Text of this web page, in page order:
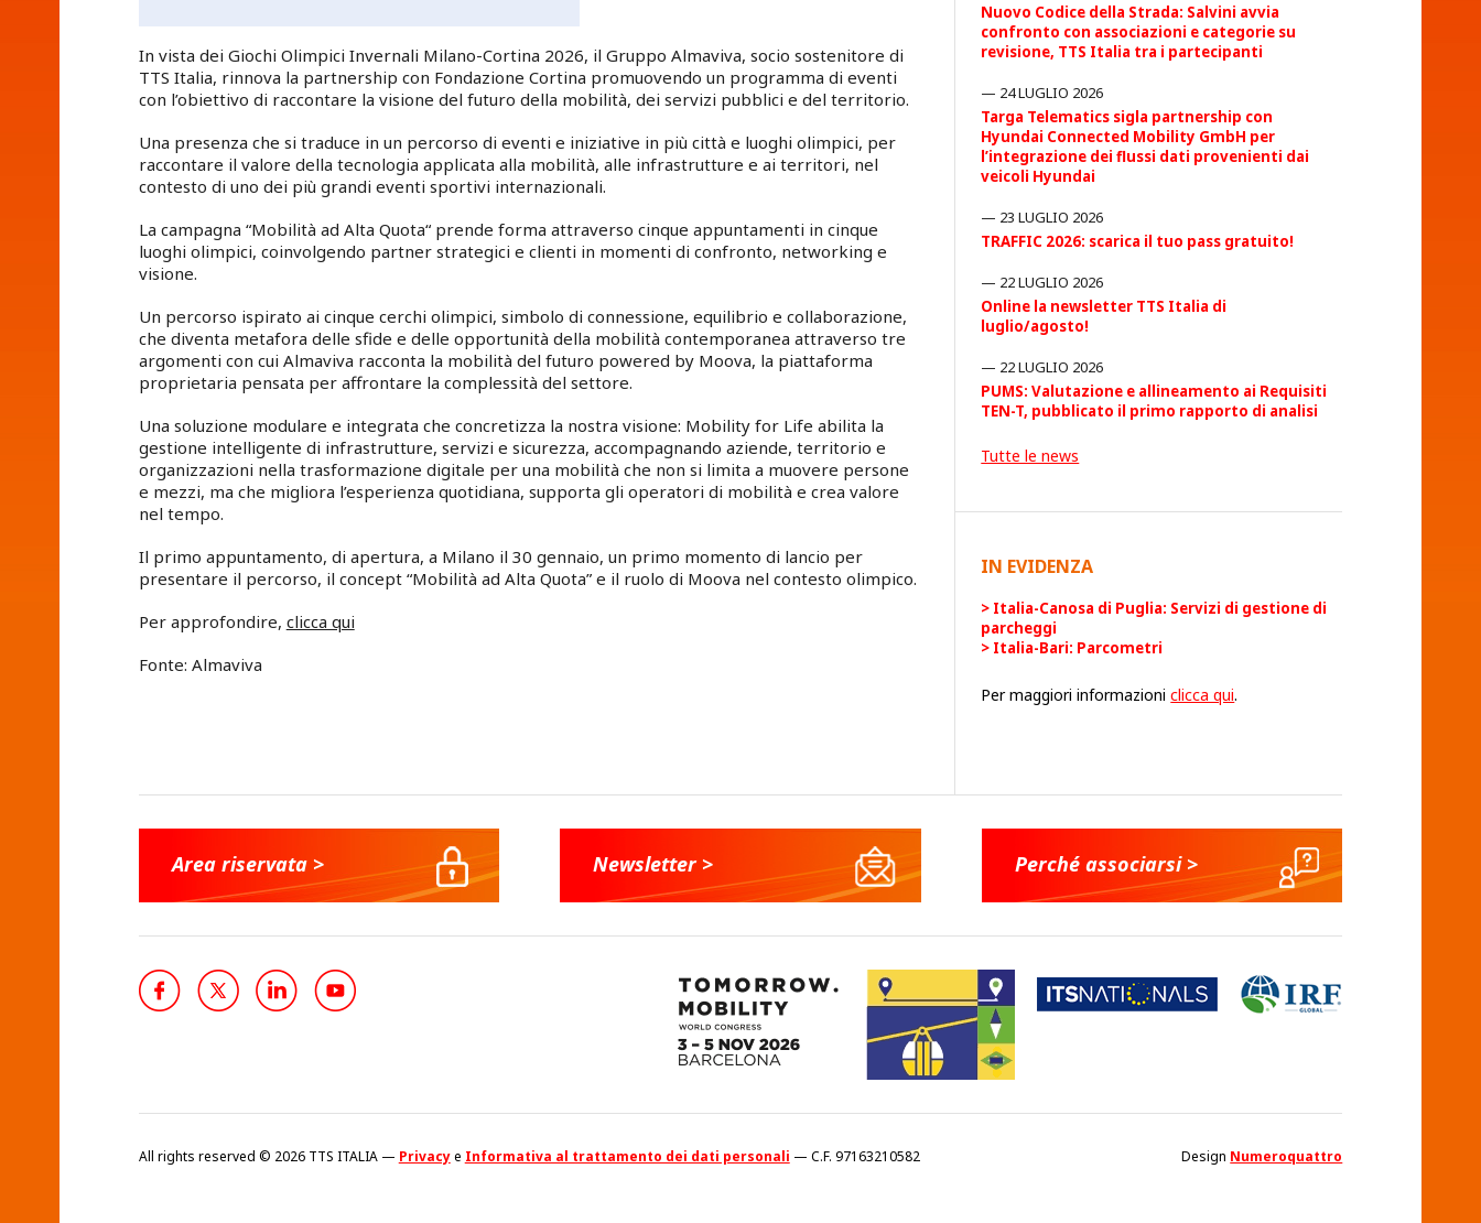
In vista dei Giochi Olimpici Invernali Milano-Cortina 2026, il Gruppo Almaviva, socio sostenitore di
TTS Italia, rinnova la partnership con Fondazione Cortina promuovendo un programma di eventi
con l’obiettivo di raccontare la visione del futuro della mobilità, dei servizi pubblici e del territorio.
Una presenza che si traduce in un percorso di eventi e iniziative in più città e luoghi olimpici, per
raccontare il valore della tecnologia applicata alla mobilità, alle infrastrutture e ai territori, nel
contesto di uno dei più grandi eventi sportivi internazionali.
La campagna “Mobilità ad Alta Quota“ prende forma attraverso cinque appuntamenti in cinque
luoghi olimpici, coinvolgendo partner strategici e clienti in momenti di confronto, networking e
visione.
Un percorso ispirato ai cinque cerchi olimpici, simbolo di connessione, equilibrio e collaborazione,
che diventa metafora delle sfide e delle opportunità della mobilità contemporanea attraverso tre
argomenti con cui Almaviva racconta la mobilità del futuro powered by Moova, la piattaforma
proprietaria pensata per affrontare la complessità del settore.
Una soluzione modulare e integrata che concretizza la nostra visione: Mobility for Life abilita la
gestione intelligente di infrastrutture, servizi e sicurezza, accompagnando aziende, territorio e
organizzazioni nella trasformazione digitale per una mobilità che non si limita a muovere persone
e mezzi, ma che migliora l’esperienza quotidiana, supporta gli operatori di mobilità e crea valore
nel tempo.
Il primo appuntamento, di apertura, a Milano il 30 gennaio, un primo momento di lancio per
presentare il percorso, il concept “Mobilità ad Alta Quota” e il ruolo di Moova nel contesto olimpico.
Per approfondire, clicca qui
Fonte: Almaviva
Nuovo Codice della Strada: Salvini avvia
confronto con associazioni e categorie su
revisione, TTS Italia tra i partecipanti
24 LUGLIO 2026
Targa Telematics sigla partnership con
Hyundai Connected Mobility GmbH per
l’integrazione dei flussi dati provenienti dai
veicoli Hyundai
23 LUGLIO 2026
TRAFFIC 2026: scarica il tuo pass gratuito!
22 LUGLIO 2026
Online la newsletter TTS Italia di
luglio/agosto!
22 LUGLIO 2026
PUMS: Valutazione e allineamento ai Requisiti
TEN-T, pubblicato il primo rapporto di analisi
Tutte le news
IN EVIDENZA
Italia-Canosa di Puglia: Servizi di gestione di
parcheggi
Italia-Bari: Parcometri
Per maggiori informazioniclicca qui.
Area riservata > Newsletter > Perché associarsi >
All rights reserved © 2026 TTS ITALIA — Privacye Informativa al trattamento dei dati personali — C.F. 97163210582 Design Numeroquattro